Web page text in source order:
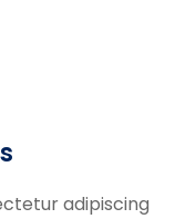
adipiscing